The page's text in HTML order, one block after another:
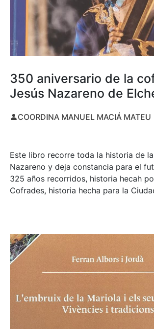
350 aniversario de la
Jesús Nazareno de
COORDINA MANUEL MACIÁ MATEU
Este libro recorre toda la historia de
Nazareno y deja constancia para el
325 años recorridos, historia hecah
Cofrades, historia hecha para la